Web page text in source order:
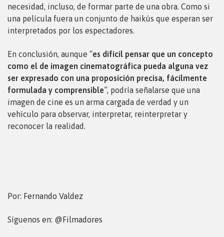
necesidad, incluso, de formar parte de una obra. Como si
una película fuera un conjunto de haikús que esperan ser
interpretados por los espectadores.
En conclusión, aunque “es difícil pensar que un concepto
como el de imagen cinematográfica pueda alguna vez
ser expresado con una proposición precisa, fácilmente
formulada y comprensible”, podría señalarse que una
imagen de cine es un arma cargada de verdad y un
vehículo para observar, interpretar, reinterpretar y
reconocer la realidad.
Por: Fernando Valdez
Síguenos en: @Filmadores